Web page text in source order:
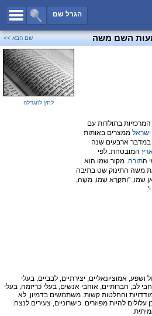
הגרל שם
כל השמות
שמות לבנים
שמות לבנות
שמות משותפים
שמות נפוצים
השם משה שם הבא >>
בתולדות עם
ישראל ממצרים באותות
במדבר ארבעים שנה
המובטחת. לפי
התורה. מקור שמו הוא
משה התינוק שט בתיבה
שמו, "וַתִּקְרָא שְׁמוֹ, מֹשֶׁה,
לחץ להגדלה
ושפע, אמוציונאליים, יצירתיים, לבביים, בעלי
לב, חברותיים, אוהבי אנשים, בעלי כריזמה, בעלי
והחלטות קשות. משתמשים בדמיון, לא
להיות מפוזרים. כישרוניים, צעירים לנצח.